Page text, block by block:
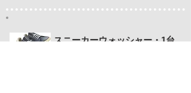
スニーカーウォッシャー・1台